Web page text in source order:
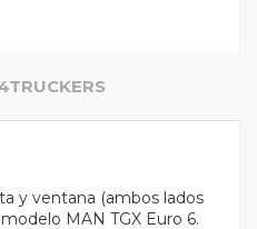
y ventana (ambos lados
MAN TGX Euro 6.